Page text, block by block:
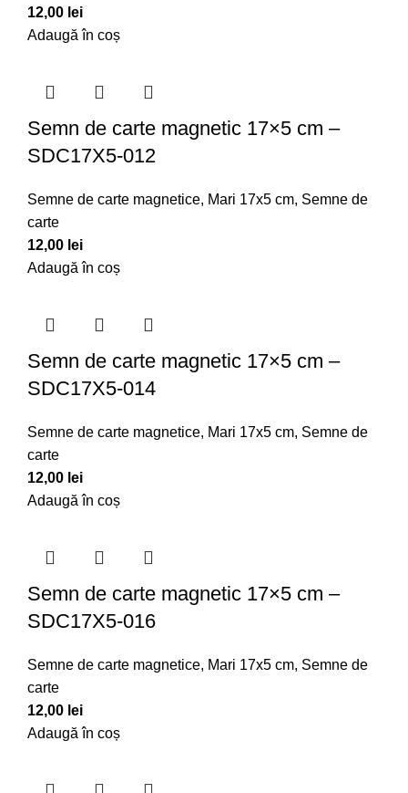
12,00 lei
Adaugă în coș
Semn de carte magnetic 17×5 cm –
SDC17X5-012
Semne de carte magnetice, Mari 17x5 cm, Semne de
carte
12,00 lei
Adaugă în coș
Semn de carte magnetic 17×5 cm –
SDC17X5-014
Semne de carte magnetice, Mari 17x5 cm, Semne de
carte
12,00 lei
Adaugă în coș
Semn de carte magnetic 17×5 cm –
SDC17X5-016
Semne de carte magnetice, Mari 17x5 cm, Semne de
carte
12,00 lei
Adaugă în coș